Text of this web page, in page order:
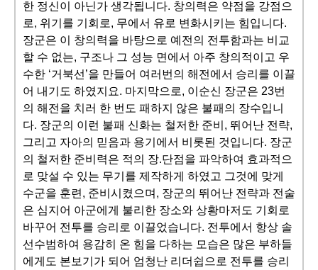
한 정신이 아닌가 생각됩니다. 창의력은 약점을 강점으
로, 위기를 기회로, 무에서 유로 변화시키는 힘입니다.
장군은 이 창의력을 바탕으로 예전의 전투함과는 비교
할 수 없는, 구조나 그 성능 면에서 아주 창의적이고 우
수한 ‘거북선’을 만들어 여러번의 해전에서 승리를 이끌
어 내기도 하였지요. 마지막으로, 이순신 장군은 23번
의 해전을 치러 한 번도 패하지 않은 불패의 장수입니
다. 장군의 이런 불패 신화는 철저한 준비, 뛰어난 전략,
그리고 자아의 믿음과 용기에서 비롯된 것입니다. 장군
의 철저한 준비력은 적의 장.단점을 파악하여 효과적으
로 맞설 수 있는 무기를 제작하게 하였고 그것에 맞게
수군을 훈련, 준비시켰으며, 장군의 뛰어난 전략과 전술
은 심지어 아군에게 불리한 장소와 상황마저도 기회로
바꾸어 전투를 승리로 이끌었습니다. 전투에서 항상 솔
선수범하여 용감히 온 힘을 다하는 모습은 많은 부하들
에게도 본보기가 되어 엄청난 리더쉽으로 전투를 승리